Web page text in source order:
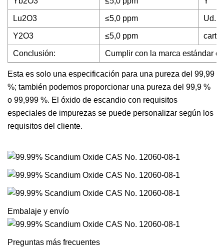
Lu2O3 ≤5,0 ppm Ud.
Y2O3 ≤5,0 ppm carta
Conclusión: Cumplir con la marca estándar
Esta es solo una especificación para una pureza del 99,99
%; también podemos proporcionar una pureza del 99,9 %
o 99,999 %. El óxido de escandio con requisitos
especiales de impurezas se puede personalizar según los
requisitos del cliente.
Embalaje y envío
Preguntas más frecuentes